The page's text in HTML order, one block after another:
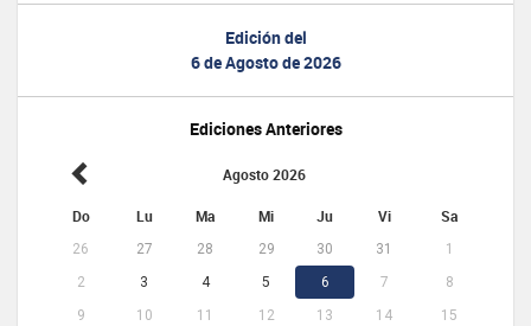
Edición del
6 de Agosto de 2026
Ediciones Anteriores
Agosto 2026
Do Lu Ma Mi Ju Vi Sa
26 27 28 29 30 31
1
2
3 4 5 6 7
8
9
10 11 12 13 14
15